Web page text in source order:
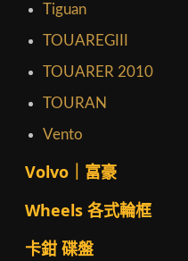
Tiguan
TOUAREGIII
TOUARER 2010
TOURAN
Vento
Volvo｜富豪
Wheels 各式輪框
卡鉗 碟盤